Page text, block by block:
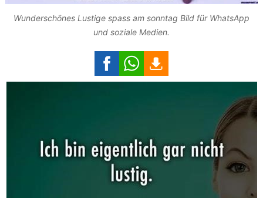
Wunderschönes Lustige spass am sonntag Bild für WhatsApp
und soziale Medien.